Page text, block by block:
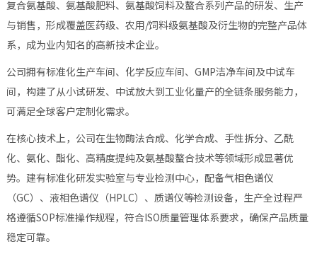
复合氨基酸、氨基酸肥料、氨基酸饲料及螯合系列产品的研发、生产
与销售，形成覆盖医药级、农用/饲料级氨基酸及衍生物的完整产品体
系，成为业内知名的高新技术企业。
公司拥有标准化生产车间、化学反应车间、GMP洁净车间及中试车
间，构建了从小试研发、中试放大到工业化量产的全链条服务能力，
可满足全球客户定制化需求。
在核心技术上，公司在生物酶法合成、化学合成、手性拆分、乙酰
化、氨化、酯化、高精度提纯及氨基酸螯合技术等领域形成显著优
势。建有标准化研发实验室与专业检测中心，配备气相色谱仪
（GC）、液相色谱仪（HPLC）、质谱仪等检测设备，生产全过程严
格遵循SOP标准操作规程，符合ISO质量管理体系要求，确保产品质量
稳定可靠。